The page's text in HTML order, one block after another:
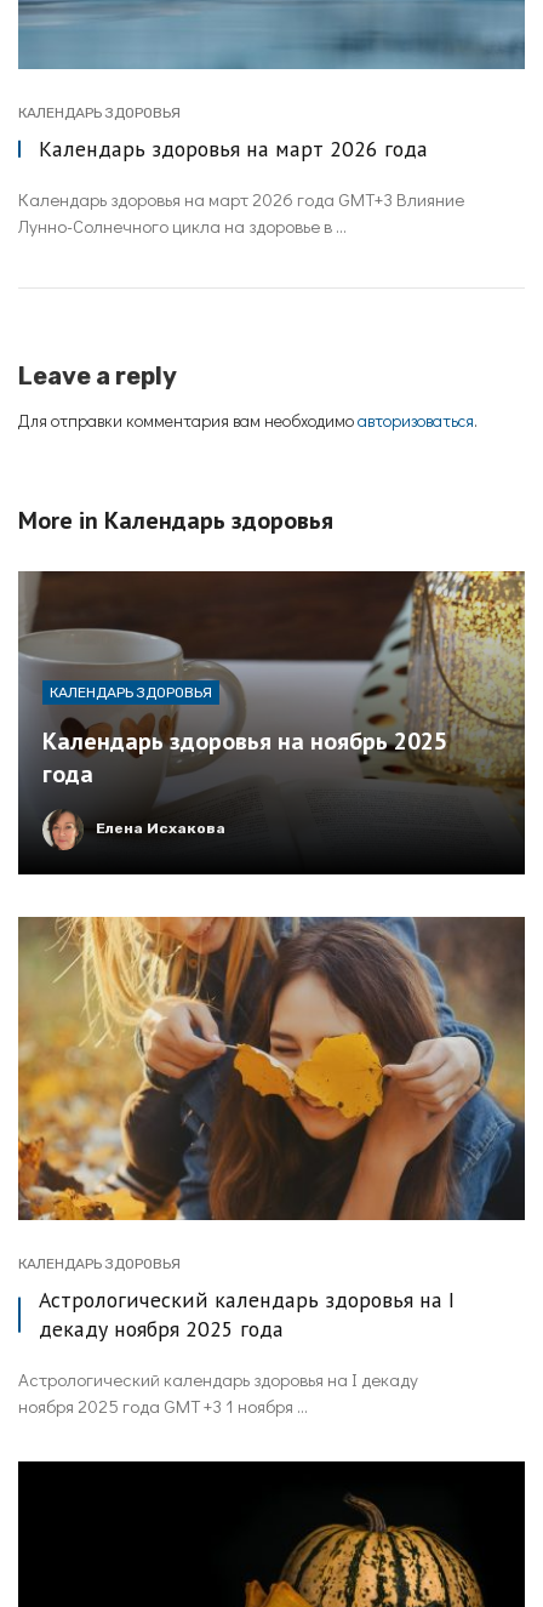
КАЛЕНДАРЬ ЗДОРОВЬЯ
Календарь здоровья на март 2026 года
Календарь здоровья на март 2026 года GMT+3 Влияние
Лунно-Солнечного цикла на здоровье в ...
Leave a reply
Для отправки комментария вам необходимоавторизоваться.
More in Календарь здоровья
КАЛЕНДАРЬ ЗДОРОВЬЯ
Календарь здоровья на ноябрь 2025
года
Елена Исхакова
КАЛЕНДАРЬ ЗДОРОВЬЯ
Астрологический календарь здоровья на I
декаду ноября 2025 года
Астрологический календарь здоровья на I декаду
ноября 2025 года GMT +3 1 ноября ...